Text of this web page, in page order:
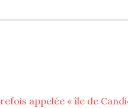
appelée « île de